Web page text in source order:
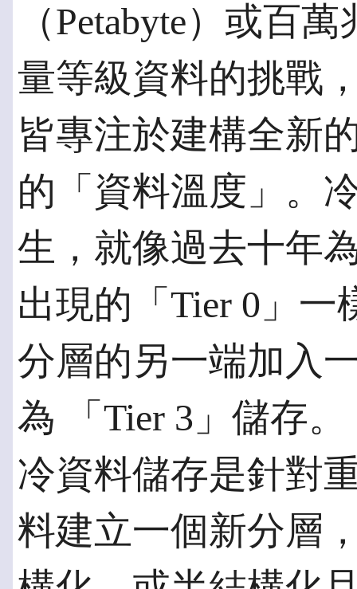
（Petabyte）或百
量等級資料的挑戰
皆專注於建構全新
的「資料溫度」。
生，就像過去十年
出現的「Tier 0」
分層的另一端加入
為 「Tier 3」儲存。
冷資料儲存是針對
料建立一個新分層